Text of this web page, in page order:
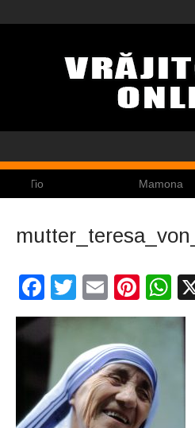
Mamona
Facebook
Twitter
Email